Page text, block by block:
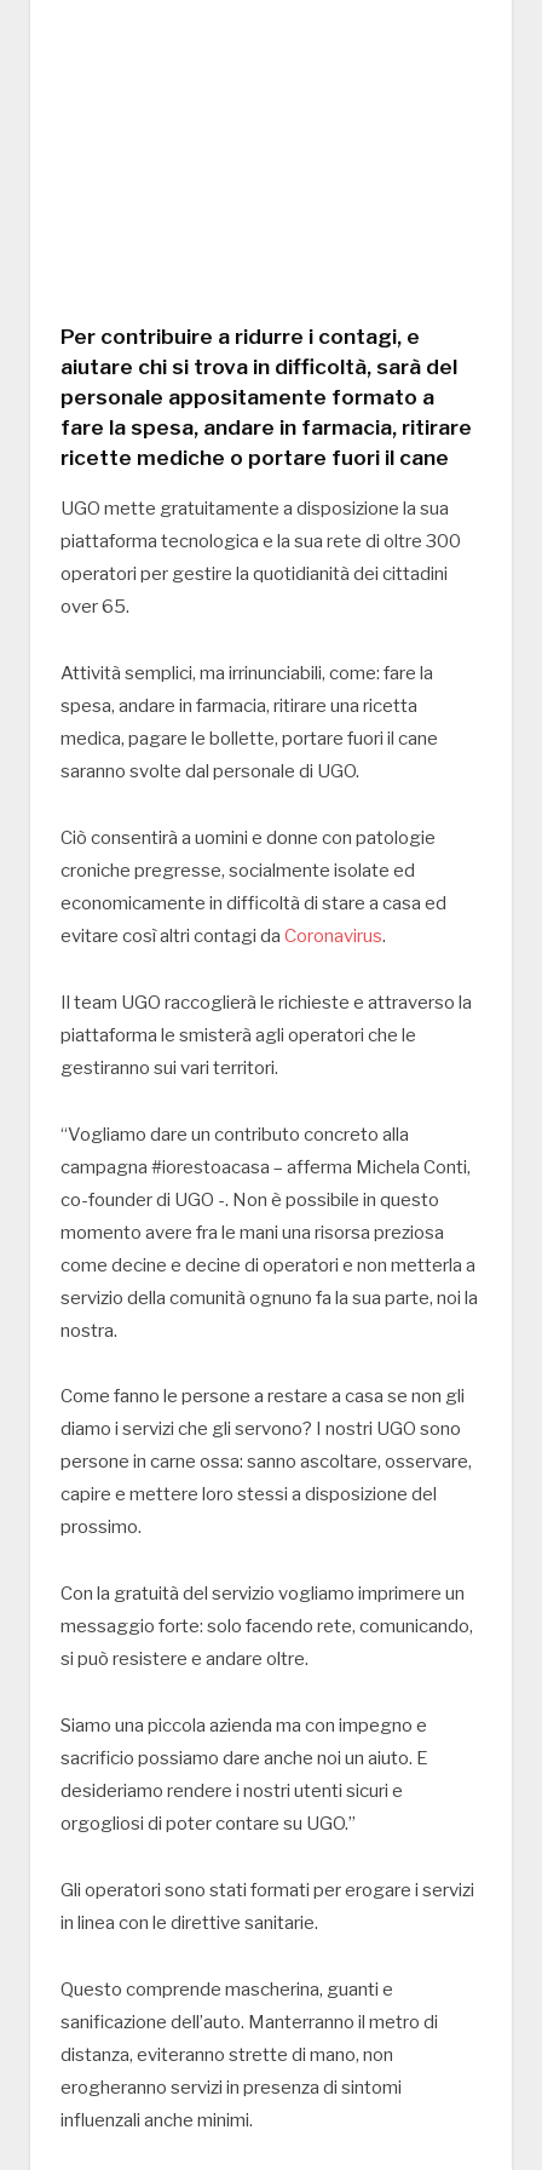
Per contribuire a ridurre i contagi, e
aiutare chi si trova in difficoltà, sarà del
personale appositamente formato a
fare la spesa, andare in farmacia, ritirare
ricette mediche o portare fuori il cane
UGO mette gratuitamente a disposizione la sua
piattaforma tecnologica e la sua rete di oltre 300
operatori per gestire la quotidianità dei cittadini
over 65.
Attività semplici, ma irrinunciabili, come: fare la
spesa, andare in farmacia, ritirare una ricetta
medica, pagare le bollette, portare fuori il cane
saranno svolte dal personale di UGO.
Ciò consentirà a uomini e donne con patologie
croniche pregresse, socialmente isolate ed
economicamente in difficoltà di stare a casa ed
evitare così altri contagi da Coronavirus.
Il team UGO raccoglierà le richieste e attraverso la
piattaforma le smisterà agli operatori che le
gestiranno sui vari territori.
“Vogliamo dare un contributo concreto alla
campagna #iorestoacasa – afferma Michela Conti,
co-founder di UGO -. Non è possibile in questo
momento avere fra le mani una risorsa preziosa
come decine e decine di operatori e non metterla a
servizio della comunità ognuno fa la sua parte, noi la
nostra.
Come fanno le persone a restare a casa se non gli
diamo i servizi che gli servono? I nostri UGO sono
persone in carne ossa: sanno ascoltare, osservare,
capire e mettere loro stessi a disposizione del
prossimo.
Con la gratuità del servizio vogliamo imprimere un
messaggio forte: solo facendo rete, comunicando,
si può resistere e andare oltre.
Siamo una piccola azienda ma con impegno e
sacrificio possiamo dare anche noi un aiuto. E
desideriamo rendere i nostri utenti sicuri e
orgogliosi di poter contare su UGO.”
Gli operatori sono stati formati per erogare i servizi
in linea con le direttive sanitarie.
Questo comprende mascherina, guanti e
sanificazione dell’auto. Manterranno il metro di
distanza, eviteranno strette di mano, non
erogheranno servizi in presenza di sintomi
influenzali anche minimi.